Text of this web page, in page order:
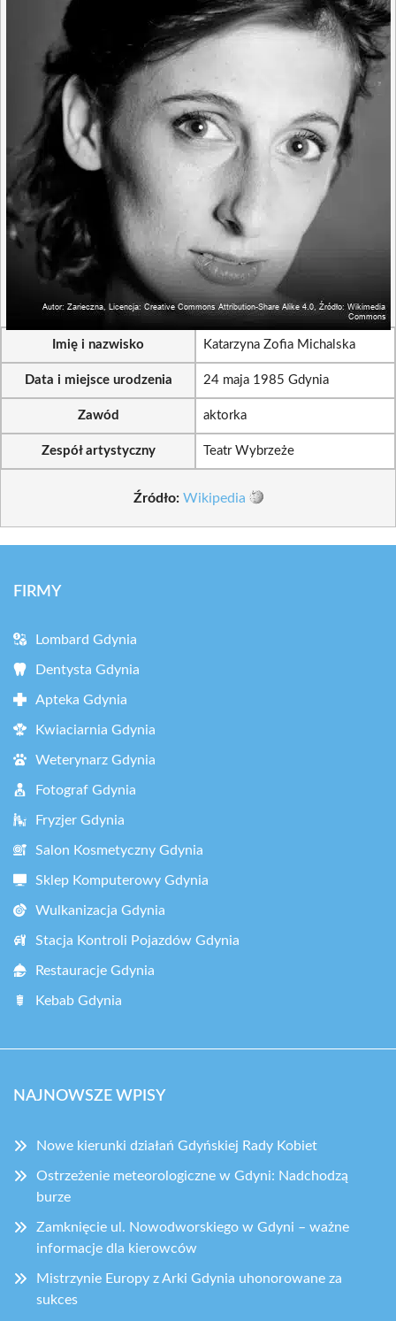
Imię i nazwisko Katarzyna Zofia Michalska
Data i miejsce urodzenia 24 maja 1985 Gdynia
Zawód aktorka
Zespół artystyczny Teatr Wybrzeże
Źródło: Wikipedia
FIRMY
Lombard Gdynia
Dentysta Gdynia
Apteka Gdynia
Kwiaciarnia Gdynia
Weterynarz Gdynia
Fotograf Gdynia
Fryzjer Gdynia
Salon Kosmetyczny Gdynia
Sklep Komputerowy Gdynia
Wulkanizacja Gdynia
Stacja Kontroli Pojazdów Gdynia
Restauracje Gdynia
Kebab Gdynia
NAJNOWSZE WPISY
Nowe kierunki działań Gdyńskiej Rady Kobiet
Ostrzeżenie meteorologiczne w Gdyni: Nadchodzą
burze
Zamknięcie ul. Nowodworskiego w Gdyni – ważne
informacje dla kierowców
Mistrzynie Europy z Arki Gdynia uhonorowane za
sukces